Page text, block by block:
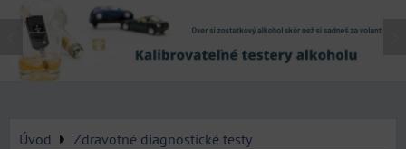
Úvod Zdravotné diagnostické testy